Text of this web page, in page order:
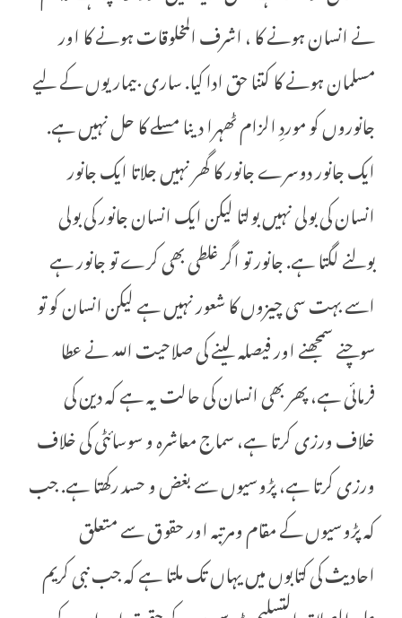
نے انسان ہونے کا ، اشرف المخلوقات ہونے کا اور
مسلمان ہونے کا کتنا حق ادا کیا. ساری بیماریوں کے لیے
جانوروں کو موردِ الزام ٹھہرا دینا مسلے کا حل نہیں ہے.
ایک جانور دوسرے جانور کا گھر نہیں جلاتا ایک جانور
انسان کی بولی نہیں بولتا لیکن ایک انسان جانور کی بولی
بولنے لگتا ہے. جانور تو اگر غلطی بھی کرے تو جانور ہے
اسے بہت سی چیزوں کا شعور نہیں ہے لیکن انسان کو تو
سوچنے سمجھنے اور فیصلہ لینے کی صلاحیت اللہ نے عطا
فرمائی ہے، پھر بھی انسان کی حالت یہ ہے کہ دین کی
خلاف ورزی کرتا ہے، سماج معاشرہ و سوسائٹی کی خلاف
ورزی کرتا ہے، پڑوسیوں سے بغض و حسد رکھتا ہے. جب
کہ پڑوسیوں کے مقام ومرتبہ اور حقوق سے متعلق
احادیث کی کتابوں میں یہاں تک ملتا ہے کہ جب نبی کریم